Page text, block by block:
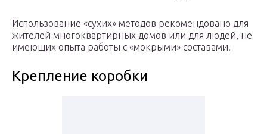
Использование «сухих» методов рекомендовано для
жителей многоквартирных домов или для людей, не
имеющих опыта работы с «мокрыми» составами.
Крепление коробки